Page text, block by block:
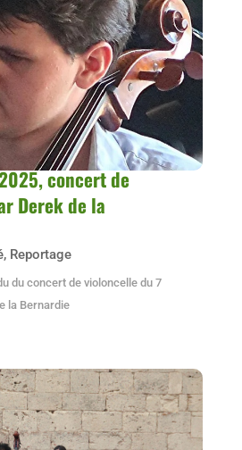
concert de
Derek de la
, Reportage
du concert de violoncelle du 7
la Bernardie